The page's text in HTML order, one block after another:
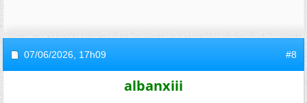
07/06/2026, 17h09 #8
albanxiii